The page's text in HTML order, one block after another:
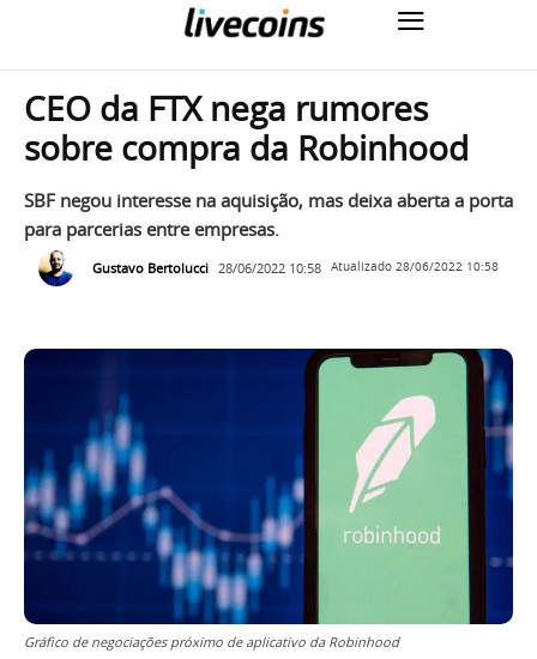
CEO da FTX nega rumores
sobre compra da Robinhood
SBF negou interesse na aquisição, mas deixa aberta a porta
para parcerias entre empresas.
Gustavo Bertolucci 28/06/2022 10:58 Atualizado 28/06/2022 10:58
Gráfico de negociações próximo de aplicativo da Robinhood